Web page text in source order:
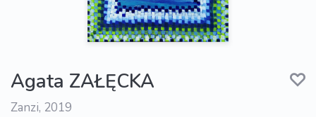
Agata ZAŁĘCKA
Zanzi, 2019